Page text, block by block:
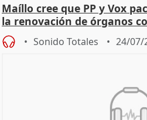
Maíllo cree que PP y Vox
la renovación de órganos
Sonido Totales 24/07/